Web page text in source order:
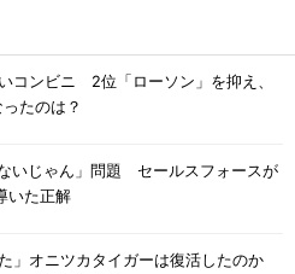
コンビニ 2位「ローソン」を抑え、
たのは？
ないじゃん」問題 セールスフォースが
いた正解
」オニツカタイガーは復活したのか